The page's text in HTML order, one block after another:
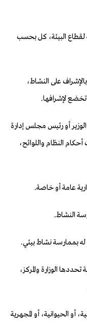
لقطاع البيئة، كل بحسب
على النشاط،
لإشرافها.
أو رئيس مجلس إدارة
النظام واللوائح،
عامة أو خاصة.
النشاط.
بممارسة نشاط بيئي.
الوزارة والمركز،
أو الحيوانية، أو المجهرية